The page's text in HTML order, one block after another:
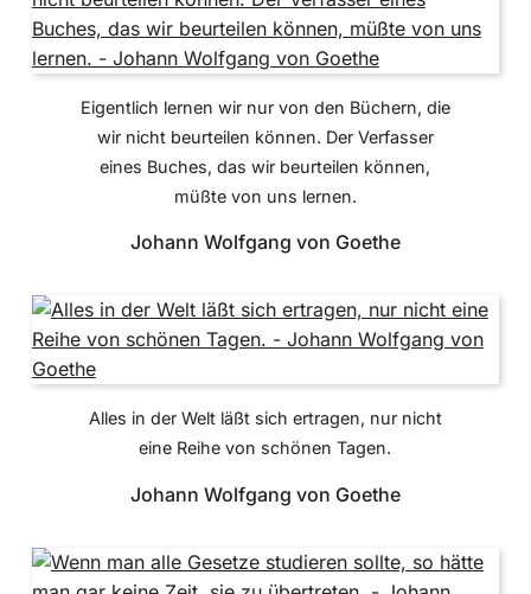
Eigentlich lernen wir nur von den Büchern, die
wir nicht beurteilen können. Der Verfasser
eines Buches, das wir beurteilen können,
müßte von uns lernen.
Johann Wolfgang von Goethe
Alles in der Welt läßt sich ertragen, nur nicht
eine Reihe von schönen Tagen.
Johann Wolfgang von Goethe